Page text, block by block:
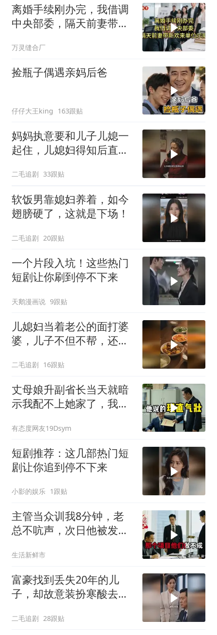
离婚手续刚办完，我借调
中央部委，隔天前妻带新
万灵缝合厂
捡瓶子偶遇亲妈后爸
仔仔大王king 163跟贴
妈妈执意要和儿子儿媳一
起住，儿媳妇得知后直接
二毛追剧 33跟贴
软饭男靠媳妇养着，如今
翅膀硬了，这就是下场！
二毛追剧 20跟贴
一个片段入坑！这些热门
短剧让你刷到停不下来
天鹅漫画说 9跟贴
儿媳妇当着老公的面打婆
婆，儿子不但不帮，还助
二毛追剧 16跟贴
丈母娘升副省长当天就暗
示我配不上她家了，我当
拨通了一个电话
有态度网友19Dsym
短剧推荐：这几部热门短
剧让你追到停不下来
小影的娱乐 1跟贴
主管当众训我8分钟，老
总不吭声，次日他被发配
生活新鲜市
富豪找到丢失20年的儿
子，却故意装扮寒酸去相
二毛追剧 28跟贴